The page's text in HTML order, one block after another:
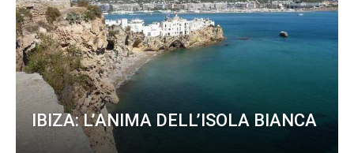
IBIZA: L’ANIMA DELL’ISOLA BIANCA